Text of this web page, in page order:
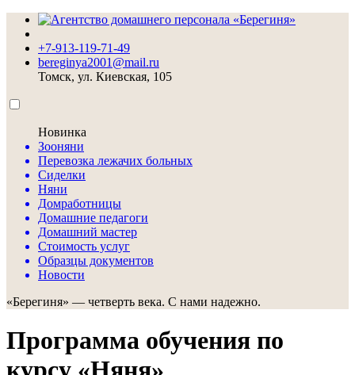
+7-913-119-71-49
bereginya2001@mail.ru
Томск, ул. Киевская, 105
Новинка
Зооняни
Перевозка лежачих больных
Сиделки
Няни
Домработницы
Домашние педагоги
Домашний мастер
Стоимость услуг
Образцы документов
Новости
«Берегиня» — четверть века. С нами надежно.
Программа обучения по